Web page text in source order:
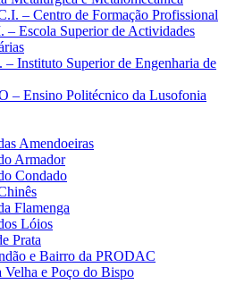
– Centro de Formação Profissional
– Escola Superior de Actividades
– Instituto Superior de Engenharia de
– Ensino Politécnico da Lusofonia
Amendoeiras
Armador
Condado
Flamenga
Lóios
Prata
e Bairro da PRODAC
e Poço do Bispo